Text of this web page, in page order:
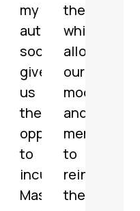
my
authority.
social.bund.de
gives
us
the
opportunity
to
incubate
Mastodon
the
while
allowing
our
moderators
and
members
to
the